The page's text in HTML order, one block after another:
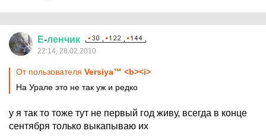
Е-ленчик
22:14, 28.02.2010
От пользователя Versiya™ <b><i>
На Урале это не так уж и редко
у я так то тоже тут не первый год живу, всегда в конце
сентября только выкапываю их